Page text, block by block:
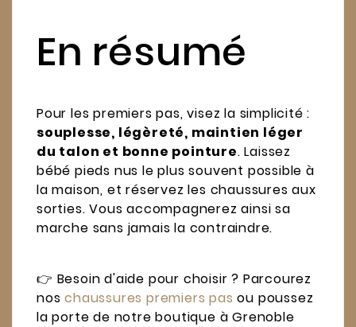
En résumé
Pour les premiers pas, visez la simplicité :
souplesse, légèreté, maintien léger
du talon et bonne pointure. Laissez
bébé pieds nus le plus souvent possible à
la maison, et réservez les chaussures aux
sorties. Vous accompagnerez ainsi sa
marche sans jamais la contraindre.
👉 Besoin d'aide pour choisir ? Parcourez
noschaussures premiers pas ou poussez
la porte de notre boutique à Grenoble